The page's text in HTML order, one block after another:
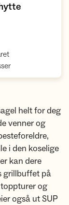
,
,
helt for deg
venner og
i den koselige
kan dere
grillbuffet på
og
også ut SUP